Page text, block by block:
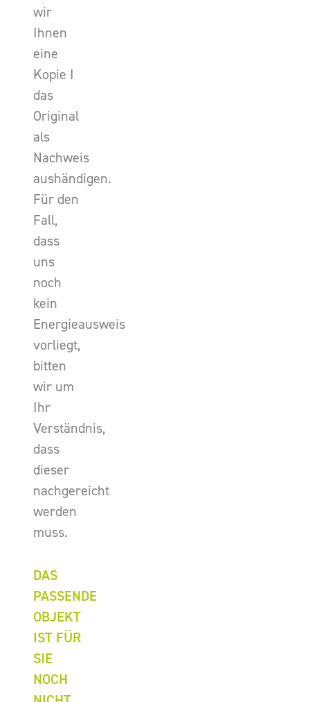
wir
Ihnen
eine
Kopie I
das
Original
als
Nachweis
aushändigen.
Für den
Fall,
dass
uns
noch
kein
Energieausweis
vorliegt,
bitten
wir um
Ihr
Verständnis,
dass
dieser
nachgereicht
werden
muss.
DAS
PASSENDE
OBJEKT
IST FÜR
SIE
NOCH